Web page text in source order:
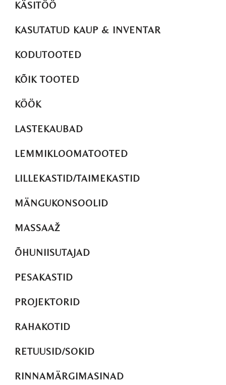
KÄSITÖÖ
KASUTATUD KAUP & INVENTAR
KODUTOOTED
KÕIK TOOTED
KÖÖK
LASTEKAUBAD
LEMMIKLOOMATOOTED
LILLEKASTID/TAIMEKASTID
MÄNGUKONSOOLID
MASSAAŽ
ÕHUNIISUTAJAD
PESAKASTID
PROJEKTORID
RAHAKOTID
RETUUSID/SOKID
RINNAMÄRGIMASINAD